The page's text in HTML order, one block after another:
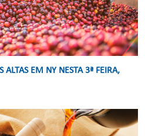
ALTAS EM NY NESTA 3ª FEIRA,